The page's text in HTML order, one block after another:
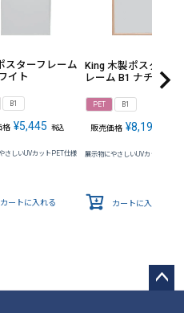
スターフレーム
イト
B1
格 ¥5,445 税込
さしいUVカットPET仕様
カートに入れる
King 木製ポスターフ
レーム B1 ナチュラル
PET B1
販売価格 ¥8,195
展示物にやさしいUVカットPET仕
カートに入れる